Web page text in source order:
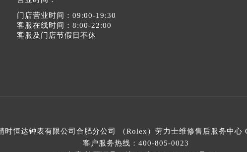
门店营业时间：09:00-19:30
客服在线时间：8:00-22:00
客服及门店节假日不休
时恒达钟表有限公司合肥分公司 （Rolex） 劳力士维修售后服务中心
客户服务热线： 400-805-0023